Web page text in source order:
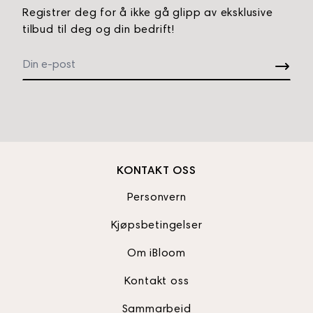
KONTAKT OSS
Personvern
Kjøpsbetingelser
Om iBloom
Kontakt oss
Sammarbeid
Registrer deg for å ikke gå glipp av eksklusive
tilbud til deg og din bedrift!